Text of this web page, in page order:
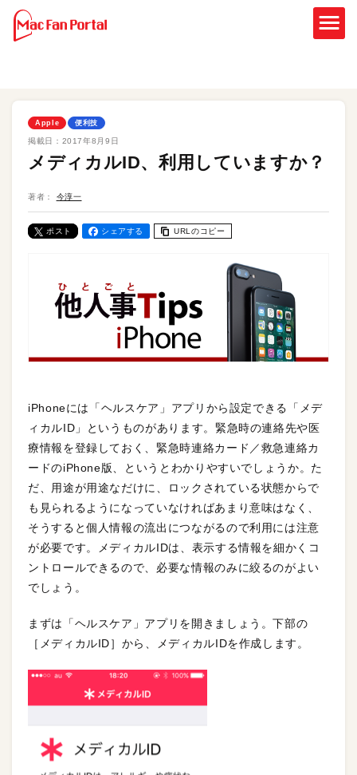
Apple 便利技
掲載日： 2017年8月9日
メディカルID、利用していますか？
著者： 今淳一
ポスト シェアする URLのコピー
iPhoneには「ヘルスケア」アプリから設定できる「メデ
ィカルID」というものがあります。緊急時の連絡先や医
療情報を登録しておく、緊急時連絡カード／救急連絡カ
ードのiPhone版、というとわかりやすいでしょうか。た
だ、用途が用途なだけに、ロックされている状態からで
も見られるようになっていなければあまり意味はなく、
そうすると個人情報の流出につながるので利用には注意
が必要です。メディカルIDは、表示する情報を細かくコ
ントロールできるので、必要な情報のみに絞るのがよい
でしょう。
まずは「ヘルスケア」アプリを開きましょう。下部の
［メディカルID］から、メディカルIDを作成します。